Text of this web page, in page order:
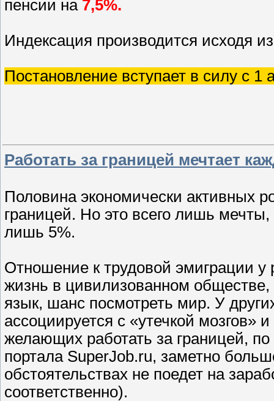
пенсии на 7,5%.
Индексация производится исходя
Постановление вступает в силу с 1
Работать за границей мечтает
Половина экономически активных
границей. Но это всего лишь
лишь 5%.
Отношение к трудовой эмиграции у
жизнь в цивилизованном
язык, шанс посмотреть мир. У
ассоциируется с «утечкой мозгов»
желающих работать за границей,
портала SuperJob.ru, заметно
обстоятельствах не поедет на
соответственно).